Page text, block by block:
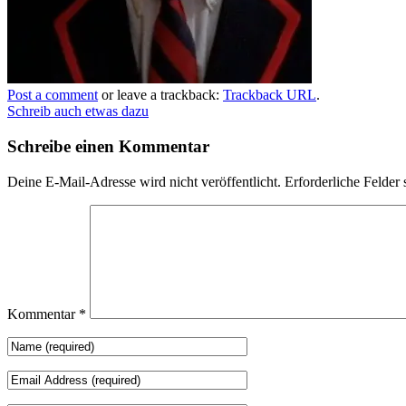
Post a comment or leave a trackback: Trackback URL.
Schreib auch etwas dazu
Schreibe einen Kommentar
Deine E-Mail-Adresse wird nicht veröffentlicht. Erforderliche Felder
Kommentar *